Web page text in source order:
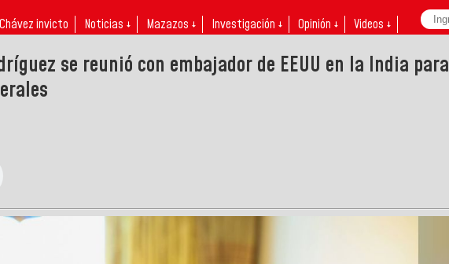
Chávez invicto Noticias ↓ Mazazos ↓ Investigación ↓ Opinión ↓ Videos ↓
se reunió con embajador de EEUU en la India para